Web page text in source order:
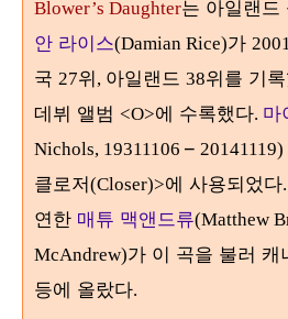
Blower’s Daughter는 아일랜드
안 라이스(Damian Rice)가
국 27위, 아일랜드 38위를 기
데뷔 앨범 <O>에 수록했다. 마
Nichols, 19311106 – 20141119)
클로저(Closer)>에 사용되었다
연한 매튜 맥앤드류(Matthew
McAndrew)가 이 곡을 불러 캐
등에 올랐다.